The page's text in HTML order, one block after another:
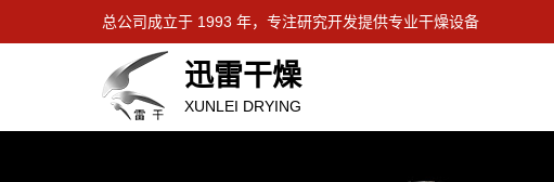
总公司成立于 1993 年，专注研究开发提供专业干燥设备
迅雷干燥
XUNLEI DRYING